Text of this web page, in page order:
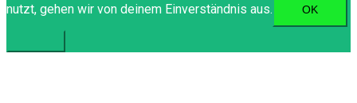
nutzt, gehen wir von deinem Einverständnis aus.
OK